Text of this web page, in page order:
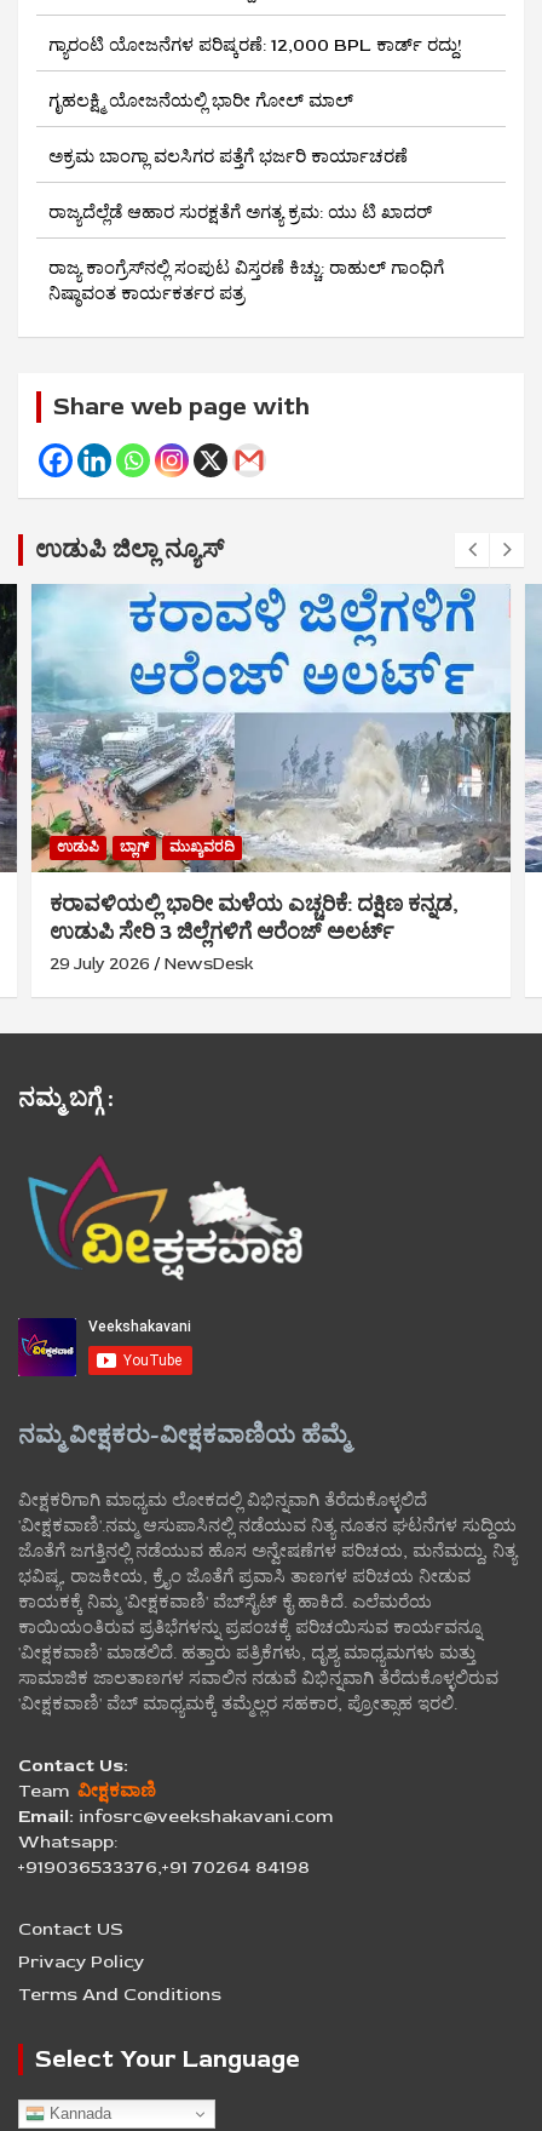
ಗ್ಯಾರಂಟಿ ಯೋಜನೆಗಳ ಪರಿಷ್ಕರಣೆ: 12,000 BPL ಕಾರ್ಡ್ ರದ್ದು!
ಗೃಹಲಕ್ಷ್ಮಿ ಯೋಜನೆಯಲ್ಲಿ ಭಾರೀ ಗೋಲ್ ಮಾಲ್
ಅಕ್ರಮ ಬಾಂಗ್ಲಾ ವಲಸಿಗರ ಪತ್ತೆಗೆ ಭರ್ಜರಿ ಕಾರ್ಯಾಚರಣೆ
ರಾಜ್ಯದೆಲ್ಲೆಡೆ ಆಹಾರ ಸುರಕ್ಷತೆಗೆ ಅಗತ್ಯ ಕ್ರಮ: ಯು ಟಿ ಖಾದರ್
ರಾಜ್ಯ ಕಾಂಗ್ರೆಸ್‌ನಲ್ಲಿ ಸಂಪುಟ ವಿಸ್ತರಣೆ ಕಿಚ್ಚು: ರಾಹುಲ್ ಗಾಂಧಿಗೆ
ನಿಷ್ಠಾವಂತ ಕಾರ್ಯಕರ್ತರ ಪತ್ರ
Share web page with
ಉಡುಪಿ ಜಿಲ್ಲಾ ನ್ಯೂಸ್
ಉಡುಪಿ ಬ್ಲಾಗ್ ಮುಖ್ಯವರದಿ
ಕರಾವಳಿಯಲ್ಲಿ ಭಾರೀ ಮಳೆಯ ಎಚ್ಚರಿಕೆ: ದಕ್ಷಿಣ ಕನ್ನಡ,
ಉಡುಪಿ ಸೇರಿ 3 ಜಿಲ್ಲೆಗಳಿಗೆ ಆರೆಂಜ್ ಅಲರ್ಟ್
29 July 2026 NewsDesk
ನಮ್ಮ ಬಗ್ಗೆ :
ನಮ್ಮ ವೀಕ್ಷಕರು-ವೀಕ್ಷಕವಾಣಿಯ ಹೆಮ್ಮೆ
ವೀಕ್ಷಕರಿಗಾಗಿ ಮಾಧ್ಯಮ ಲೋಕದಲ್ಲಿ ವಿಭಿನ್ನವಾಗಿ ತೆರೆದುಕೊಳ್ಳಲಿದೆ
'ವೀಕ್ಷಕವಾಣಿ'.ನಮ್ಮ ಆಸುಪಾಸಿನಲ್ಲಿ ನಡೆಯುವ ನಿತ್ಯ ನೂತನ ಘಟನೆಗಳ ಸುದ್ದಿಯ
ಜೊತೆಗೆ ಜಗತ್ತಿನಲ್ಲಿ ನಡೆಯುವ ಹೊಸ ಅನ್ವೇಷಣೆಗಳ ಪರಿಚಯ, ಮನೆಮದ್ದು, ನಿತ್ಯ
ಭವಿಷ್ಯ, ರಾಜಕೀಯ, ಕ್ರೈಂ ಜೊತೆಗೆ ಪ್ರವಾಸಿ ತಾಣಗಳ ಪರಿಚಯ ನೀಡುವ
ಕಾಯಕಕ್ಕೆ ನಿಮ್ಮ 'ವೀಕ್ಷಕವಾಣಿ' ವೆಬ್‌ಸೈಟ್‌ ಕೈ ಹಾಕಿದೆ. ಎಲೆಮರೆಯ
ಕಾಯಿಯಂತಿರುವ ಪ್ರತಿಭೆಗಳನ್ನು ಪ್ರಪಂಚಕ್ಕೆ ಪರಿಚಯಿಸುವ ಕಾರ್ಯವನ್ನೂ
'ವೀಕ್ಷಕವಾಣಿ' ಮಾಡಲಿದೆ. ಹತ್ತಾರು ಪತ್ರಿಕೆಗಳು, ದೃಶ್ಯ ಮಾಧ್ಯಮಗಳು ಮತ್ತು
ಸಾಮಾಜಿಕ ಜಾಲತಾಣಗಳ ಸವಾಲಿನ ನಡುವೆ ವಿಭಿನ್ನವಾಗಿ ತೆರೆದುಕೊಳ್ಳಲಿರುವ
'ವೀಕ್ಷಕವಾಣಿ' ವೆಬ್ ಮಾಧ್ಯಮಕ್ಕೆ ತಮ್ಮೆಲ್ಲರ ಸಹಕಾರ, ಪ್ರೋತ್ಸಾಹ ಇರಲಿ.
Contact Us:
Team ವೀಕ್ಷಕವಾಣಿ
Email: infosrc@veekshakavani.com
Whatsapp:
+919036533376,+91 70264 84198
Contact US
Privacy Policy
Terms And Conditions
Select Your Language
Kannada